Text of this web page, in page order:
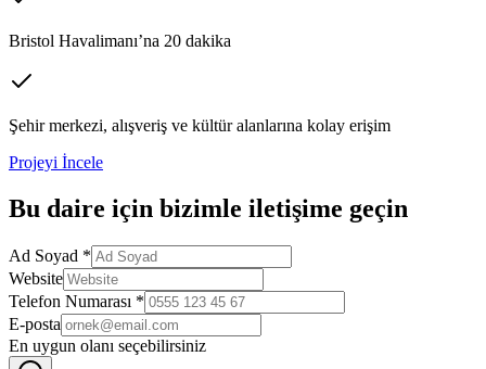
Bristol Havalimanı’na 20 dakika
Şehir merkezi, alışveriş ve kültür alanlarına kolay erişim
Projeyi İncele
Bu daire için bizimle iletişime geçin
Ad Soyad *
Website
Telefon Numarası *
E-posta
En uygun olanı seçebilirsiniz